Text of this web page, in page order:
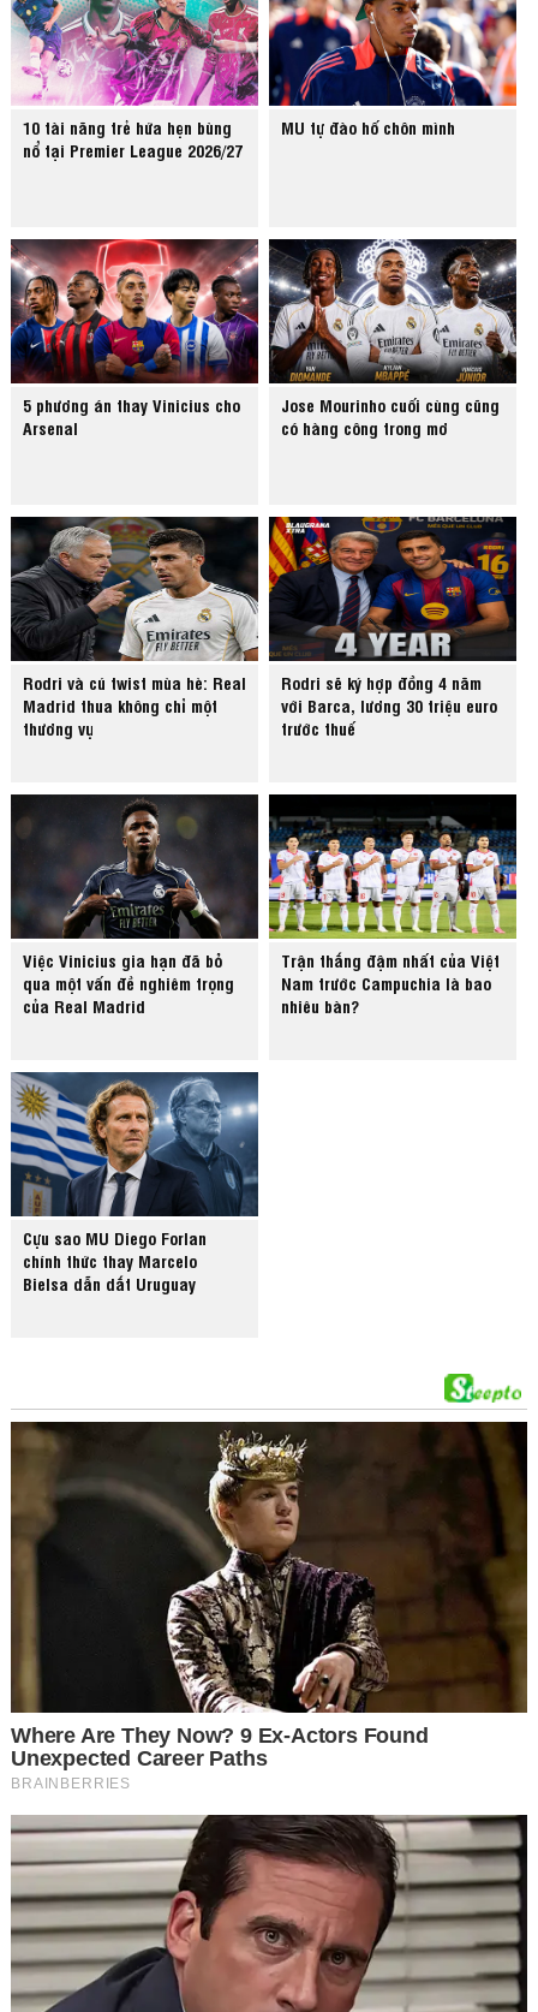
10 tài năng trẻ hứa hẹn bùng
nổ tại Premier League 2026/27
MU tự đào hố chôn mình
5 phương án thay Vinicius cho
Arsenal
Jose Mourinho cuối cùng cũng
có hàng công trong mơ
Rodri và cú twist mùa hè: Real
Madrid thua không chỉ một
thương vụ
Rodri sẽ ký hợp đồng 4 năm
với Barca, lương 30 triệu euro
trước thuế
Việc Vinicius gia hạn đã bỏ
qua một vấn đề nghiêm trọng
của Real Madrid
Trận thắng đậm nhất của Việt
Nam trước Campuchia là bao
nhiêu bàn?
Cựu sao MU Diego Forlan
chính thức thay Marcelo
Bielsa dẫn dắt Uruguay